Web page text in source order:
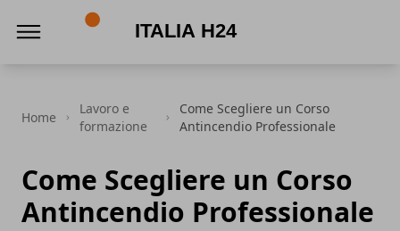
Home
Lavoro e
formazione
Come Scegliere un Corso
Antincendio Professionale
Come Scegliere un Corso
Antincendio Professionale